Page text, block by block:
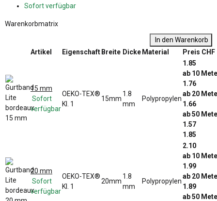
Sofort verfügbar
Warenkorbmatrix
In den Warenkorb
Artikel
EigenschaftBreite DickeMaterial Preis CHF
15 mm
Sofort
verfügbar
OEKO-TEX®
Kl. 1
15mm
1.8
mm
Polypropylen
1.85
ab 10
1.76
ab 20
1.66
ab 50
1.57
1.85
20 mm
Sofort
verfügbar
OEKO-TEX®
Kl. 1
20mm
1.8
mm
Polypropylen
2.10
ab 10
1.99
ab 20
1.89
ab 50